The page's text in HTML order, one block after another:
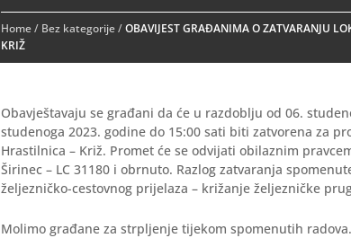
Home/ Bez kategorije/OBAVIJEST GRAĐANIMA O ZATVARANJU
KRIŽ
Obavještavaju se građani da će u razdoblju od 06.
studenoga 2023. godine do 15:00 sati biti zatvorena za
Hrastilnica – Križ. Promet će se odvijati obilaznim
Širinec – LC 31180 i obrnuto. Razlog zatvaranja
željezničko-cestovnog prijelaza – križanje željezničke
Molimo građane za strpljenje tijekom spomenutih radova.